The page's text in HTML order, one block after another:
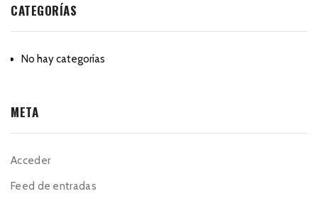
CATEGORÍAS
No hay categorías
META
Acceder
Feed de entradas